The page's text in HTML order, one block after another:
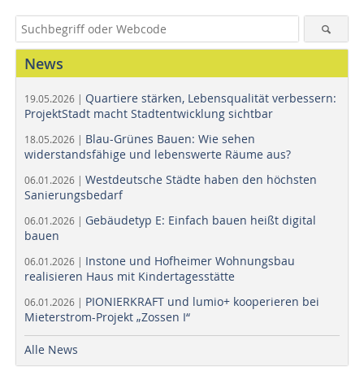
News
19.05.2026 | Quartiere stärken, Lebensqualität verbessern:
ProjektStadt macht Stadtentwicklung sichtbar
18.05.2026 | Blau-Grünes Bauen: Wie sehen
widerstandsfähige und lebenswerte Räume aus?
06.01.2026 | Westdeutsche Städte haben den höchsten
Sanierungsbedarf
06.01.2026 | Gebäudetyp E: Einfach bauen heißt digital
bauen
06.01.2026 | Instone und Hofheimer Wohnungsbau
realisieren Haus mit Kindertagesstätte
06.01.2026 | PIONIERKRAFT und lumio+ kooperieren bei
Mieterstrom-Projekt „Zossen I“
Alle News